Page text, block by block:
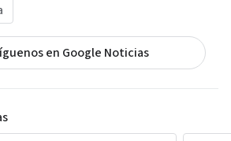
en Google Noticias